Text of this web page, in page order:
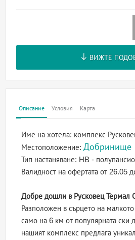
ВИЖТЕ
Описание Условия Карта
Име на хотела: комплекс
Местоположение: Добринище
Тип настаняване: HB -
Валидност на офертатаот 26.05
Добре дошли в Русковец Термал
Разположен в сърцето на
само на 6 км от популярната ски
нашият комплекс предлага